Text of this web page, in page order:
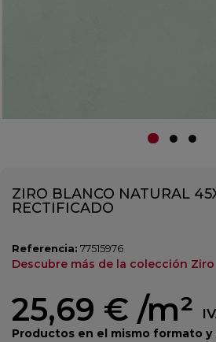
ZIRO BLANCO NATURAL
RECTIFICADO
Referencia: 77515976
Descubre más de la colección Ziro
25,69 € /m²
Productos en el mismo formato y